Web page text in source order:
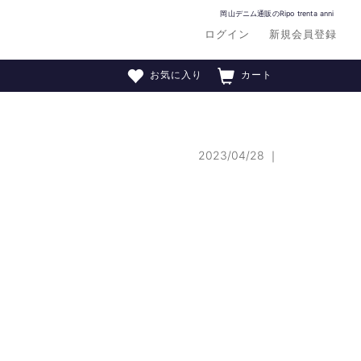
岡山デニム通販のRipo trenta anni
ログイン 新規会員登録
カート
お気に入り
2023/04/28 ｜